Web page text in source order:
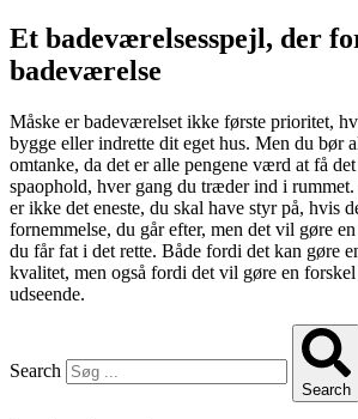
Et badeværelsesspejl, der
badeværelse
Måske er badeværelset ikke første prioritet,
bygge eller indrette dit eget hus. Men du bør
omtanke, da det er alle pengene værd at få
spaophold, hver gang du træder ind i
er ikke det eneste, du skal have styr på, hvis
fornemmelse, du går efter, men det vil gøre
du får fat i det rette. Både fordi det kan gøre
kvalitet, men også fordi det vil gøre en
udseende.
Search
Search